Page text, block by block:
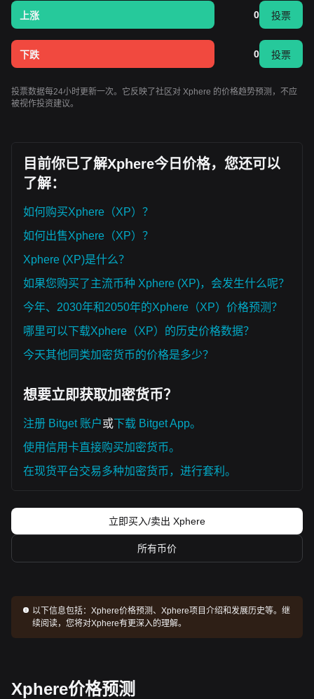
上涨 0 投票
下跌 0 投票
投票数据每24小时更新一次。它反映了社区对 Xphere 的价格趋势预测，不应
被视作投资建议。
目前你已了解Xphere今日价格，您还可以
了解：
如何购买Xphere（XP）？
如何出售Xphere（XP）？
Xphere (XP)是什么？
如果您购买了主流币种 Xphere (XP)，会发生什么呢？
今年、2030年和2050年的Xphere（XP）价格预测？
哪里可以下载Xphere（XP）的历史价格数据？
今天其他同类加密货币的价格是多少？
想要立即获取加密货币？
注册 Bitget 账户或下载 Bitget App。
使用信用卡直接购买加密货币。
在现货平台交易多种加密货币，进行套利。
立即买入/卖出 Xphere
所有币价
以下信息包括：Xphere价格预测、Xphere项目介绍和发展历史等。继
续阅读，您将对Xphere有更深入的理解。
Xphere价格预测